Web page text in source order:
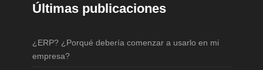
Últimas publicaciones
¿ERP? ¿Porqué debería comenzar a usarlo en mi
empresa?